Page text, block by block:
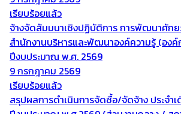
เรียบร้อยแล้ว
จ้างจัดสัมมนาเชิงปฏิบัติการ การพัฒนาศัก
สำนักงานบริหารและพัฒนาองค์ความรู้ (องค์
ปีงบประมาณ พ.ศ. 2569
9 กรกฎาคม 2569
เรียบร้อยแล้ว
สรุปผลการดำเนินการจัดซื้อ/จัดจ้าง ประจำ